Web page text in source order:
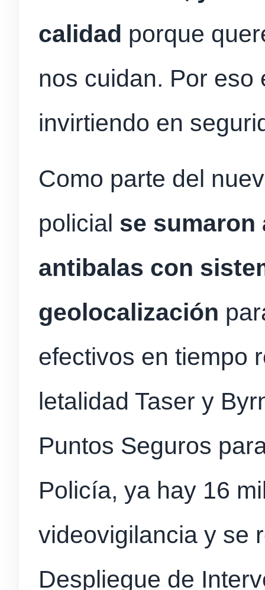
calidad porque
nos cuidan. Por eso
invirtiendo en
Como parte del
policial se sumaron
antibalas con
geolocalización
efectivos en tiempo
letalidad Taser y
Puntos Seguros
Policía, ya hay 16
videovigilancia y se
Despliegue de